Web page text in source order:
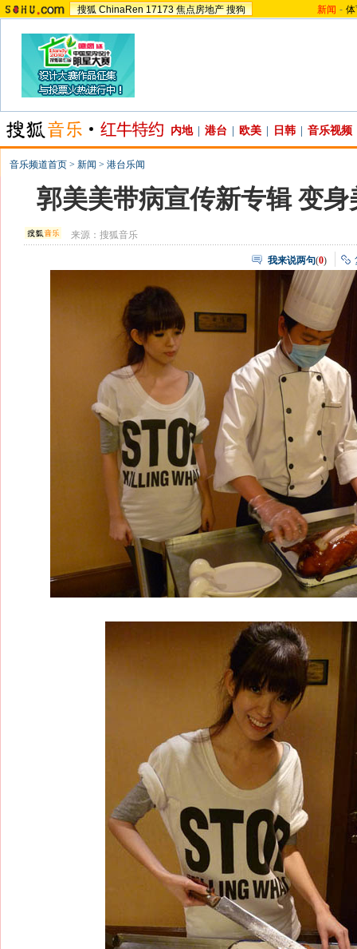
搜狐 ChinaRen 17173 焦点房地产 搜狗 新闻 -
内地 港台 欧美 日韩 音乐视频
音乐频道首页 > 新闻 > 港台乐闻
郭美美带病宣传新专辑 变
来源：搜狐音乐
我来说两句(0)